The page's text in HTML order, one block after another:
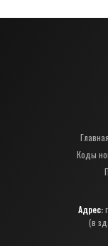
Главная
Коды
Адрес:
(в